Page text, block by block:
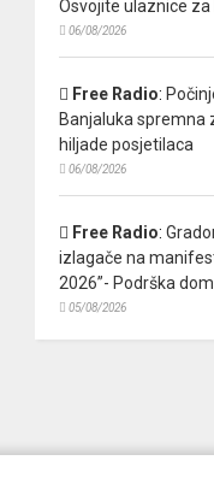
Osvojite ulaznice
06/08/2026
Free Radio:
Banjaluka spremna
hiljade posjetilaca
06/08/2026
Free Radio:
izlagače na
2026”- Podrška
05/08/2026